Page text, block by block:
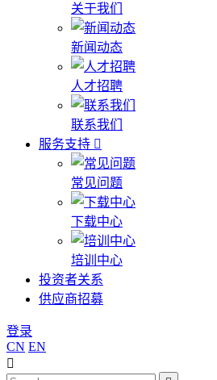
关于我们
新闻动态
人才招聘
联系我们
服务支持
常见问题
下载中心
培训中心
投资者关系
供应商招募
登录
CN EN